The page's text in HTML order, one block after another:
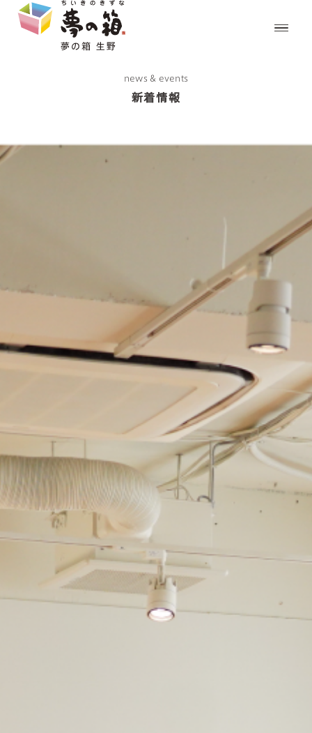
news & events
新着情報